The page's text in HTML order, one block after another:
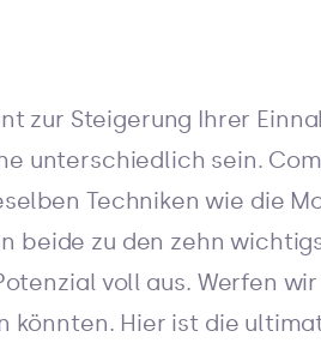
zur Steigerung Ihrer
unterschiedlich sein.
Techniken wie die
beide zu den zehn
voll aus. Werfen
könnten. Hier ist die